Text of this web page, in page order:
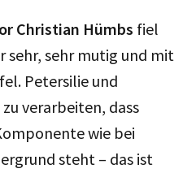
Christian Hümbs fiel
sehr, sehr mutig und mit
Petersilie und
verarbeiten, dass
wie bei
steht – das ist